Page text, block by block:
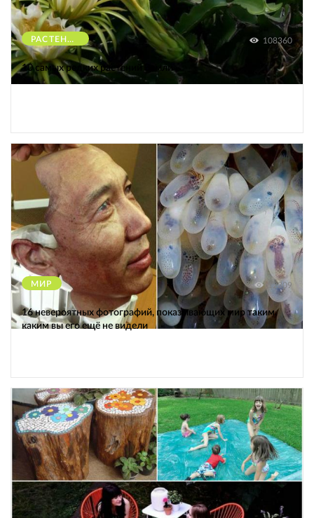
РАСТЕНИЯ 108360
10 самых редких растений Земли
МИР 12309
16 невероятных фотографий, показывающих мир таким,
каким вы его ещё не видели